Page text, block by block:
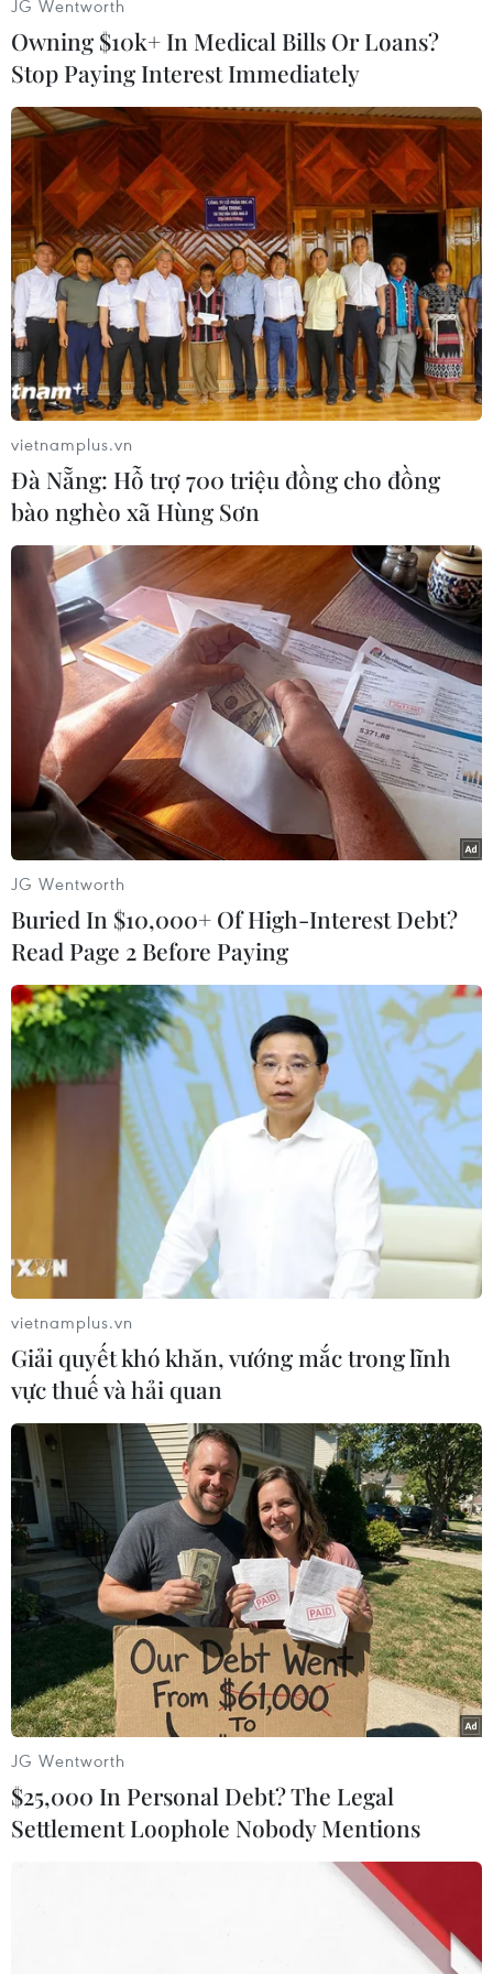
#apple id #iphone #hacker #factcheck
Bản Lồng - nơi văn hóa
Mông hòa nhịp cùng du
lịch cộng đồng giữa
cổng trời Pha Đin
Báo Argentina nói ngành
vật liệu công nghệ cao
Việt Nam "hút" đầu tư
nước ngoài
Nâng cao nhận thức về
vai trò chủ động, tích
cực của Việt Nam trong
ASEAN
Quảng Ninh lên tiếng về
thông tin toàn tỉnh đồng
loạt treo cờ Tổ quốc ngày
23/8
JG Wentworth
Owning $10k+ In Medical Bills Or Loans?
Stop Paying Interest Immediately
vietnamplus.vn
Đà Nẵng: Hỗ trợ 700 triệu đồng cho đồng
bào nghèo xã Hùng Sơn
JG Wentworth
Buried In $10,000+ Of High-Interest Debt?
Read Page 2 Before Paying
vietnamplus.vn
Giải quyết khó khăn, vướng mắc trong lĩnh
vực thuế và hải quan
JG Wentworth
$25,000 In Personal Debt? The Legal
Settlement Loophole Nobody Mentions